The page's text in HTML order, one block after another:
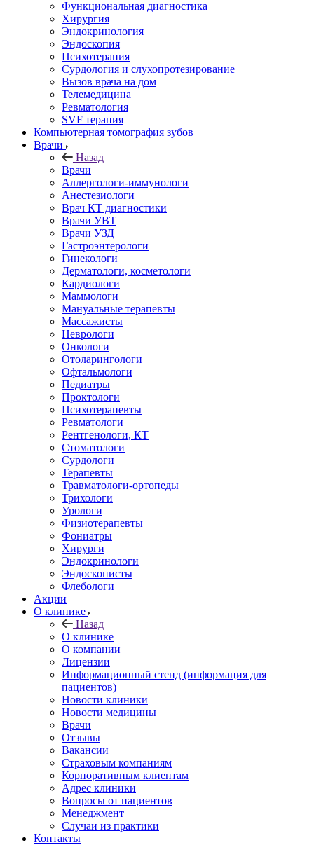
Функциональная диагностика
Хирургия
Эндокринология
Эндоскопия
Психотерапия
Сурдология и слухопротезирование
Вызов врача на дом
Телемедицина
Ревматология
SVF терапия
Компьютерная томография зубов
Врачи
Назад
Врачи
Аллергологи-иммунологи
Анестезиологи
Врач КТ диагностики
Врачи УВТ
Врачи УЗД
Гастроэнтерологи
Гинекологи
Дерматологи, косметологи
Кардиологи
Маммологи
Мануальные терапевты
Массажисты
Неврологи
Онкологи
Отоларингологи
Офтальмологи
Педиатры
Проктологи
Психотерапевты
Ревматологи
Рентгенологи, КТ
Стоматологи
Сурдологи
Терапевты
Травматологи-ортопеды
Трихологи
Урологи
Физиотерапевты
Фониатры
Хирурги
Эндокринологи
Эндоскописты
Флебологи
Акции
О клинике
Назад
О клинике
О компании
Лицензии
Информационный стенд (информация для
пациентов)
Новости клиники
Новости медицины
Врачи
Отзывы
Вакансии
Страховым компаниям
Корпоративным клиентам
Адрес клиники
Вопросы от пациентов
Менеджмент
Случаи из практики
Контакты